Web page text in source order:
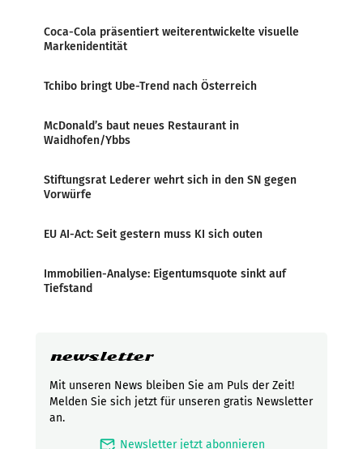
Coca-Cola präsentiert weiterentwickelte visuelle
Markenidentität
Tchibo bringt Ube-Trend nach Österreich
McDonald’s baut neues Restaurant in
Waidhofen/Ybbs
Stiftungsrat Lederer wehrt sich in den SN gegen
Vorwürfe
EU AI-Act: Seit gestern muss KI sich outen
Immobilien-Analyse: Eigentumsquote sinkt auf
Tiefstand
newsletter
Mit unseren News bleiben Sie am Puls der Zeit!
Melden Sie sich jetzt für unseren gratis Newsletter
an.
mark_email_read Newsletter jetzt abonnieren